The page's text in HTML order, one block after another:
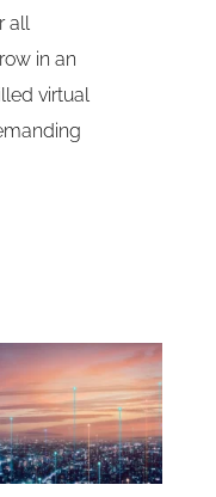
all
in an
virtual